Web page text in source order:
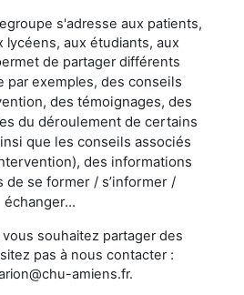
s'adresse aux patients,
lycéens, aux étudiants, aux
de partager différents
par exemples, des conseils
des témoignages, des
du déroulement de certains
que les conseils associés
des informations
de se former / s’informer /
échanger...
souhaitez partager des
pas à nous contacter :
amiens.fr.